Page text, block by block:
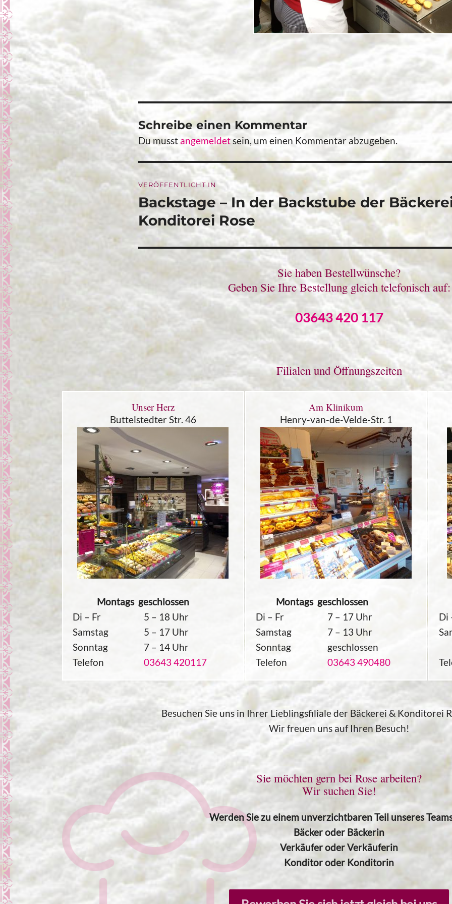
Schreibe einen Kommentar
Du musst angemeldetsein, um einen Kommentar abzugeben.
Beitragsnavigation
VERÖFFENTLICHT IN
Backstage – In der Backstube der
Konditorei Rose
Sie haben Bestellwünsche?
Geben Sie Ihre Bestellung gleich telefonisch auf:
03643 420 117
Filialen und Öffnungszeiten
Unser Herz
Buttelstedter Str. 46
Montags geschlossen
Di – Fr
5 – 18 Uhr
Samstag
5 – 17 Uhr
Sonntag
7 – 14 Uhr
Telefon
03643 420117
Am Klinikum
Henry-van-de-Velde-Str. 1
Montags geschlossen
Di – Fr
7 – 17 Uhr
Samstag
7 – 13 Uhr
Sonntag
geschlossen
Telefon
03643 490480
Di
Besuchen Sie uns in Ihrer Lieblingsfiliale der Bäckerei & Konditorei
Wir freuen uns auf Ihren Besuch!
Sie möchten gern bei Rose arbeiten?
Wir suchen Sie!
Werden Sie zu einem unverzichtbaren Teil unseres
Bäcker oder Bäckerin
Verkäufer oder Verkäuferin
Konditor oder Konditorin